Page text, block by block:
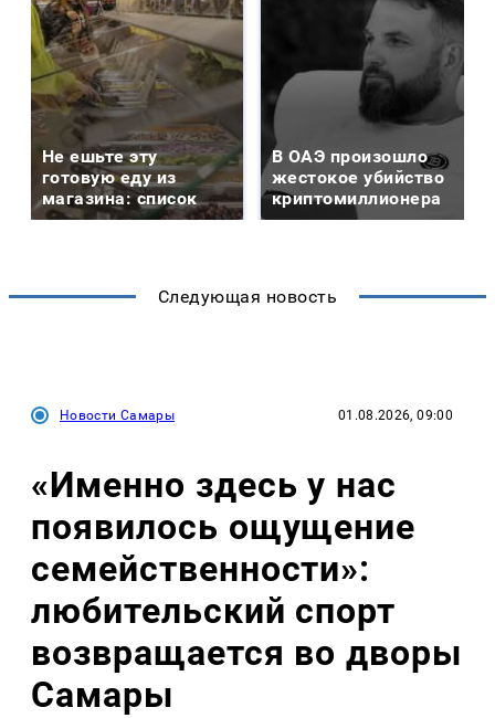
Не ешьте эту
готовую еду из
магазина: список
В ОАЭ произошло
жестокое убийство
криптомиллионера
Следующая новость
Новости Самары 01.08.2026, 09:00
«Именно здесь у нас
появилось ощущение
семейственности»:
любительский спорт
возвращается во дворы
Самары